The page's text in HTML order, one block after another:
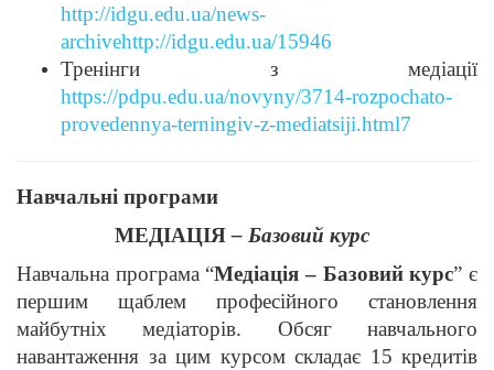
http://idgu.edu.ua/news-
archivehttp://idgu.edu.ua/15946
Тренінги з медіації
https://pdpu.edu.ua/novyny/3714-rozpochato-
provedennya-terningiv-z-mediatsiji.html7
Навчальні програми
МЕДІАЦІЯ– Базовий курс
Навчальна програма “Медіація – Базовий курс” є
першим щаблем професійного становлення
майбутніх медіаторів. Обсяг навчального
навантаження за цим курсом складає 15 кредитів